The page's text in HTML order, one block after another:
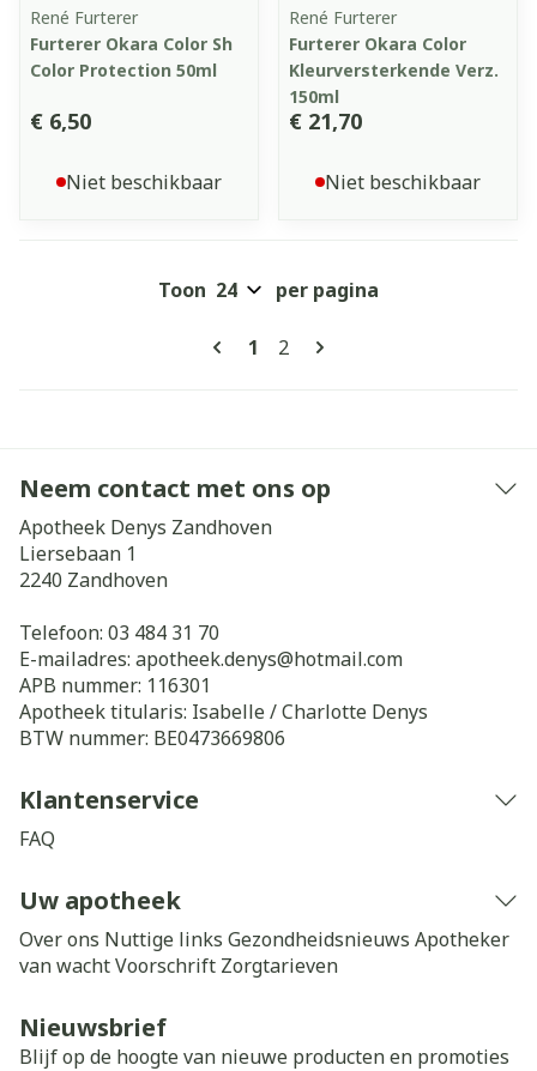
René Furterer
Furterer Okara Color Sh
Color Protection 50ml
€ 6,50
Niet beschikbaar
René Furterer
Furterer Okara Color
Kleurversterkende Verz.
150ml
€ 21,70
Niet beschikbaar
Pagina's
U lees momenteel pagina
1 Pagina
2
Toon per pagina
Neem contact met ons op
Apotheek Denys Zandhoven
Liersebaan 1
2240 Zandhoven
Telefoon: 03 484 31 70
E-mailadres: apotheek.denys@hotmail.com
APB nummer: 116301
Apotheek titularis: Isabelle / Charlotte Denys
BTW nummer: BE0473669806
Klantenservice
FAQ
Uw apotheek
Over ons Nuttige links Gezondheidsnieuws Apotheker
van wachtVoorschrift Zorgtarieven
Nieuwsbrief
Blijf op de hoogte van nieuwe producten en promoties